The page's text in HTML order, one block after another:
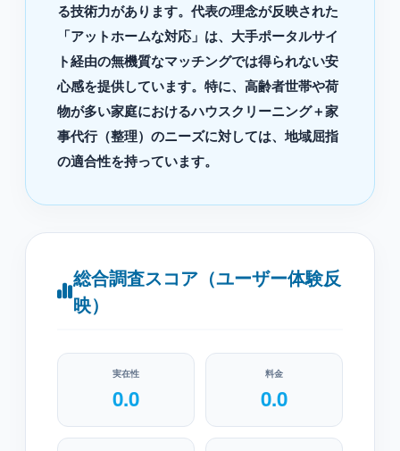
る技術力があります。代表の理念が反映された
「アットホームな対応」は、大手ポータルサイ
ト経由の無機質なマッチングでは得られない安
心感を提供しています。特に、高齢者世帯や荷
物が多い家庭におけるハウスクリーニング＋家
事代行（整理）のニーズに対しては、地域屈指
の適合性を持っています。
総合調査スコア（ユーザー体験反
映）
実在性
0.0
料金
0.0